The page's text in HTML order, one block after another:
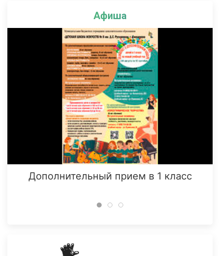
Афиша
Дополнительный прием в 1 класс